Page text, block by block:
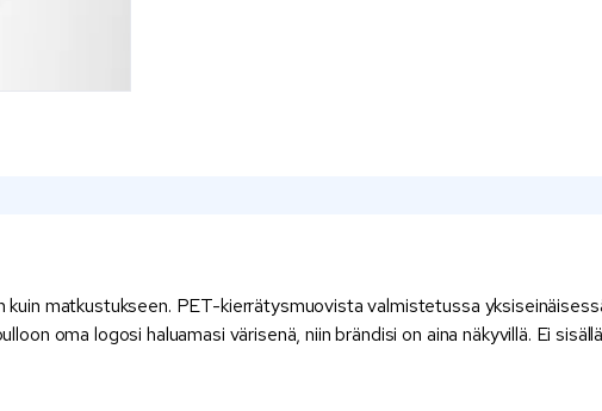
matkustukseen. PET-kierrätysmuovista valmistetussa
oma logosi haluamasi värisenä, niin brändisi on aina näkyvillä. Ei